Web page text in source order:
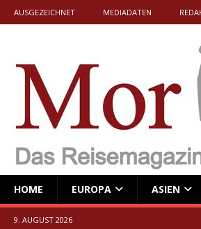
AUSGEZEICHNET MEDIADATEN
HOME EUROPA ASIEN
9. AUGUST 2026